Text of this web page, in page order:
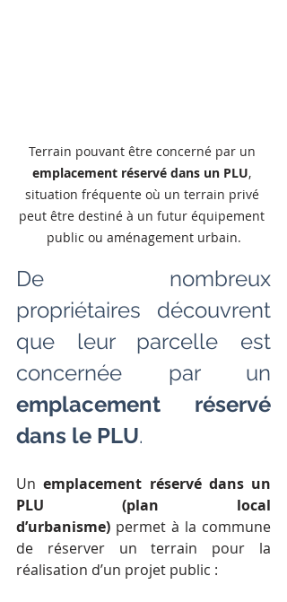
Terrain pouvant être concerné par un
emplacement réservé dans un PLU,
situation fréquente où un terrain privé
peut être destiné à un futur équipement
public ou aménagement urbain.
De nombreux
propriétaires découvrent
que leur parcelle est
emplacement réservé
dans le PLU.
Un emplacement réservé dans un
PLU (plan local
d’urbanisme) permet à la commune
de réserver un terrain pour la
réalisation d’un projet public :